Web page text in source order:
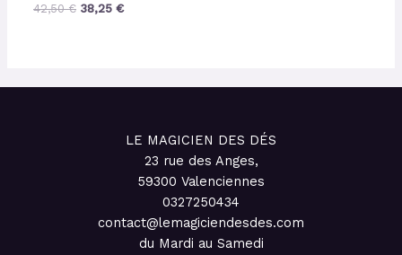
42,50€ 38,25€
LE MAGICIEN DES DÉS
23 rue des Anges,
59300 Valenciennes
0327250434
contact@lemagiciendesdes.com
du Mardi au Samedi